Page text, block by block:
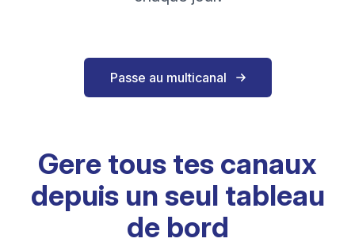
Passe au multicanal
Gere tous tes canaux
depuis un seul tableau
de bord